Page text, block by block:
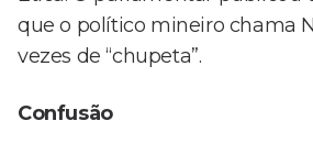
que o político mineiro chama
vezes de “chupeta”.
Confusão